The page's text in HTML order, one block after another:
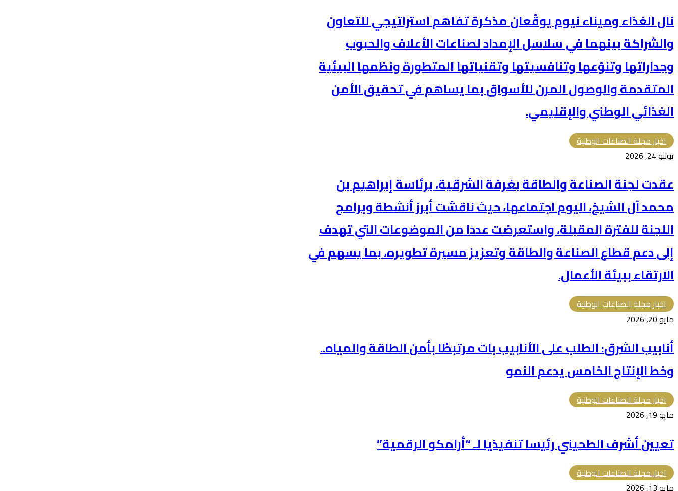
نال الغذاء وميناء نيوم يوقّعان مذكرة تفاهم استراتيجي للتعاون
والشراكة بينهما في سلاسل الإمداد لصناعات الأعلاف والحبوب
وجداراتها وتنوّعها وتنافسيتها وتقنياتها المتطورة ونظمها البيئية
المتقدمة والوصول المرن للأسواق بما يساهم في تحقيق الأمن
الغذائي الوطني والإقليمي.
اخبار مجلة الصناعات الوطنية
يونيو 24, 2026
عقدت لجنة الصناعة والطاقة بغرفة الشرقية، برئاسة إبراهيم بن
محمد آل الشيخ، اليوم اجتماعها، حيث ناقشت أبرز أنشطة وبرامج
اللجنة للفترة المقبلة، واستعرضت عددًا من الموضوعات التي تهدف
إلى دعم قطاع الصناعة والطاقة وتعزيز مسيرة تطويره، بما يسهم في
الارتقاء ببيئة الأعمال.
اخبار مجلة الصناعات الوطنية
مايو 20, 2026
أنابيب الشرق: الطلب على الأنابيب بات مرتبطًا بأمن الطاقة والمياه..
وخط الإنتاج الخامس يدعم النمو
اخبار مجلة الصناعات الوطنية
مايو 19, 2026
تعيين أشرف الطحيني رئيسا تنفيذيا لـ “أرامكو الرقمية”
اخبار مجلة الصناعات الوطنية
مايو 13, 2026